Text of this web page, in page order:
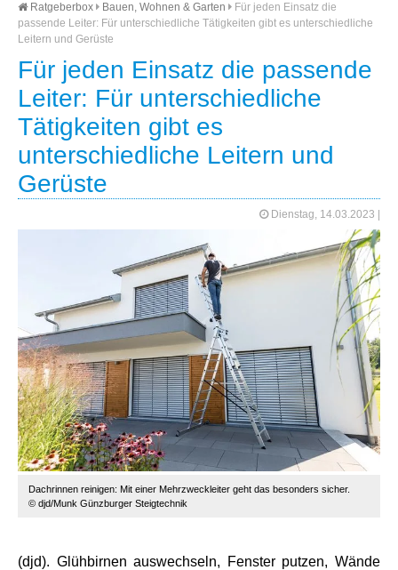
Ratgeberbox Bauen, Wohnen & Garten
Für jeden Einsatz die
passende Leiter: Für unterschiedliche Tätigkeiten gibt es unterschiedliche
Leitern und Gerüste
Für jeden Einsatz die passende
Leiter: Für unterschiedliche
Tätigkeiten gibt es
unterschiedliche Leitern und
Gerüste
Dienstag, 14.03.2023
Dachrinnen reinigen: Mit einer Mehrzweckleiter geht das besonders sicher.
© djd/Munk Günzburger Steigtechnik
(djd). Glühbirnen auswechseln, Fenster putzen, Wände